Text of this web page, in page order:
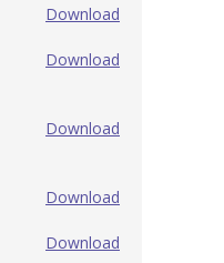
Download
Download
Download
Download
Download